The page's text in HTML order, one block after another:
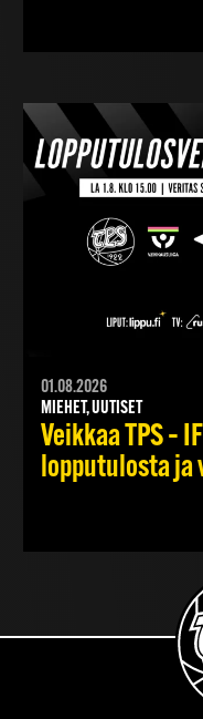
01.08.2026
MIEHET, UUTISET
Veikkaa TPS –
lopputulosta ja